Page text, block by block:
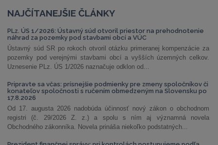
NAJČÍTANEJŠIE ČLÁNKY
PLz. ÚS 1/2026: Ústavný súd otvoril priestor na prehodnotenie
náhrad za pozemky pod stavbami obcí a VÚC
Ústavný súd SR po rokoch otvoril otázku primeranej kompenzácie za
pozemky pod verejnými stavbami obcí a vyšších územných celkov.
Uznesenie PLz. ÚS 1/2026 naznačuje odklon od...
Pripravte sa včas: prísnejšie podmienky pre zmeny spoločníkov či
konateľov spoločnosti s ručením obmedzeným na Slovensku po
17.8.2026
Od 17. augusta 2026 nadobúda účinnosť nový zákon o obchodnom
registri (č. 29/2026 Z. z.) a spolu s ním aj významná novela
Obchodného zákonníka. Novela prináša niekoľko podstatných...